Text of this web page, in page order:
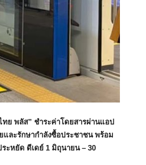
ทย พลัส” ชำระค่าโดยสารผ่านแอป
และรักษากำลังซื้อประชาชน พร้อม
ระหยัด ดีเดย์ 1 มิถุนายน – 30